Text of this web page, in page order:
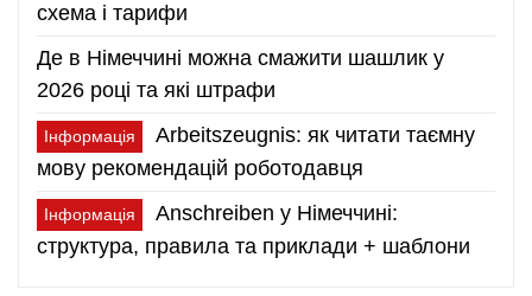
схема і тарифи
Де в Німеччині можна смажити шашлик у
2026 році та які штрафи
Інформація
Arbeitszeugnis: як читати таємну
мову рекомендацій роботодавця
Інформація
Anschreiben у Німеччині:
структура, правила та приклади + шаблони